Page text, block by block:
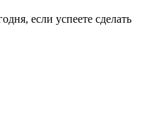
если успеете сделать